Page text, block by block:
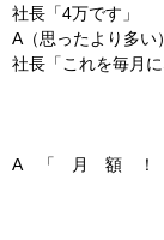
社長「4万です」
A（思ったより多い）
社長「これを毎月に
A 「 月 額 ！